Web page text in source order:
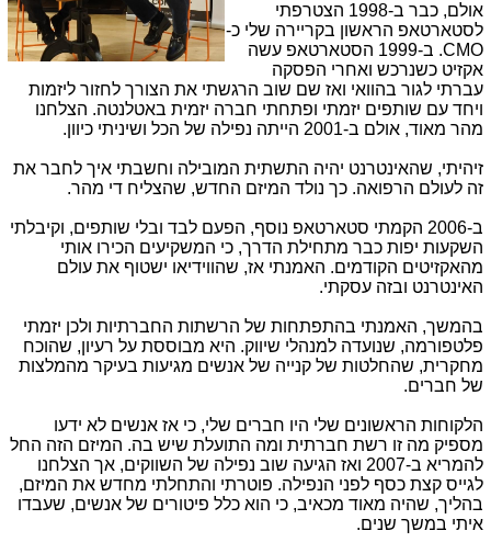
אולם, כבר ב-1998 הצטרפתי
לסטארטאפ הראשון בקריירה שלי כ-
CMO. ב-1999 הסטארטאפ עשה
אקזיט כשנרכש ואחרי הפסקה
עברתי לגור בהוואי ואז שם שוב הרגשתי את הצורך לחזור ליזמות
ויחד עם שותפים יזמתי ופתחתי חברה יזמית באטלנטה. הצלחנו
מהר מאוד, אולם ב-2001 הייתה נפילה של הכל ושיניתי כיוון.
זיהיתי, שהאינטרנט יהיה התשתית המובילה וחשבתי איך לחבר את
זה לעולם הרפואה. כך נולד המיזם החדש, שהצליח די מהר.
ב-2006 הקמתי סטארטאפ נוסף, הפעם לבד ובלי שותפים, וקיבלתי
השקעות יפות כבר מתחילת הדרך, כי המשקיעים הכירו אותי
מהאקזיטים הקודמים. האמנתי אז, שהווידיאו ישטוף את עולם
האינטרנט ובזה עסקתי.
בהמשך, האמנתי בהתפתחות של הרשתות החברתיות ולכן יזמתי
פלטפורמה, שנועדה למנהלי שיווק. היא מבוססת על רעיון, שהוכח
מחקרית, שהחלטות של קנייה של אנשים מגיעות בעיקר מהמלצות
של חברים.
הלקוחות הראשונים שלי היו חברים שלי, כי אז אנשים לא ידעו
מספיק מה זו רשת חברתית ומה התועלת שיש בה. המיזם הזה החל
להמריא ב-2007 ואז הגיעה שוב נפילה של השווקים, אך הצלחנו
לגייס קצת כסף לפני הנפילה. פוטרתי והתחלתי מחדש את המיזם,
בהליך, שהיה מאוד מכאיב, כי הוא כלל פיטורים של אנשים, שעבדו
איתי במשך שנים.